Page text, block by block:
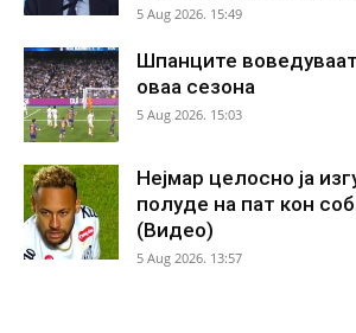
5 Aug 2026. 15:49
Шпанците
оваа сезона
5 Aug 2026. 15:03
Нејмар целосно ја
полуде на пат кон
(Видео)
5 Aug 2026. 13:57